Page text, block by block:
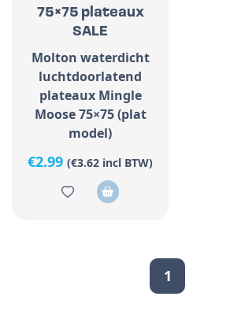
75×75 plateaux
SALE
Molton waterdicht
luchtdoorlatend
plateaux Mingle
Moose 75×75 (plat
model)
€2.99 (€3.62 incl BTW)
1